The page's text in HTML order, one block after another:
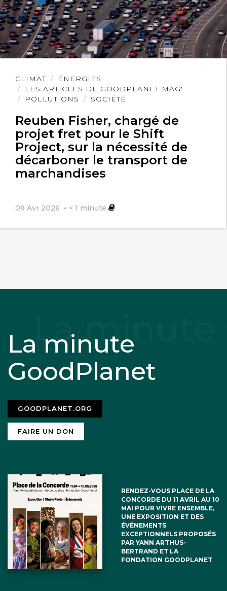
CLIMAT
ÉNERGIES
LES ARTICLES DE GOODPLANET MAG'
POLLUTIONS
SOCIÉTÉ
Reuben Fisher, chargé de
projet fret pour le Shift
Project, sur la nécessité de
décarboner le transport de
marchandises
09 Avr 2026 < 1 minute
Lire
l'article
La minute
GoodPlanet
GOODPLANET.ORG
FAIRE UN DON
RENDEZ-VOUS PLACE DE LA
CONCORDE DU 11 AVRIL AU 10
MAI POUR VIVRE ENSEMBLE,
UNE EXPOSITION ET DES
ÉVÉNEMENTS
EXCEPTIONNELS PROPOSÉS
PAR YANN ARTHUS-
BERTRAND ET LA
FONDATION GOODPLANET